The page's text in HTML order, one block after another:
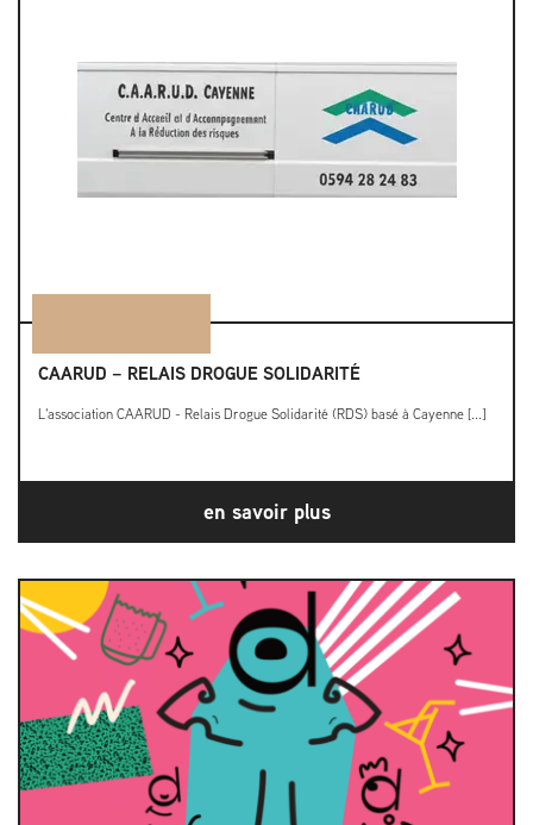
CAARUD – RELAIS DROGUE SOLIDARITÉ
L'association CAARUD - Relais Drogue Solidarité (RDS) basé à Cayenne [...]
en savoir plus